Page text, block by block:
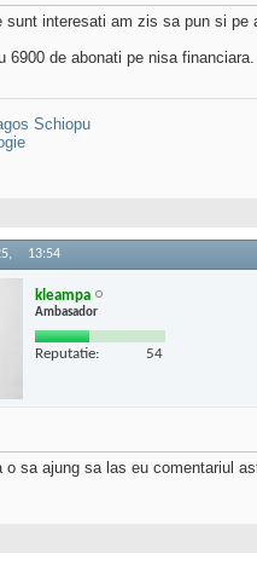
sunt interesati am zis sa pun si
6900 de abonati pe nisa financiara.
Schiopu
13:54
kleampa
Ambasador
Reputatie: 54
o sa ajung sa las eu comentariul